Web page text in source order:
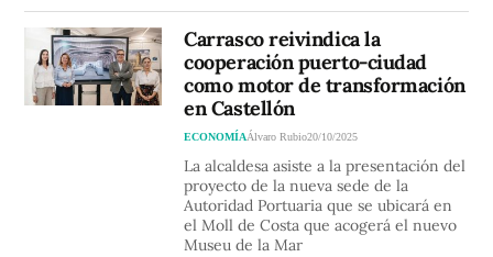
Carrasco reivindica la
cooperación puerto-ciudad
como motor de transformación
en Castellón
ECONOMÍAÁlvaro Rubio20/10/2025
La alcaldesa asiste a la presentación del
proyecto de la nueva sede de la
Autoridad Portuaria que se ubicará en
el Moll de Costa que acogerá el nuevo
Museu de la Mar